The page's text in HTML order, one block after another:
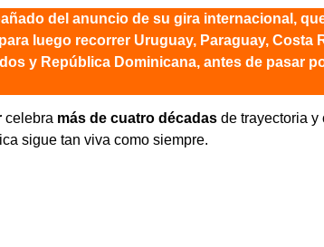
del anuncio de su gira internacional,
luego recorrer Uruguay, Paraguay, Costa
y República Dominicana, antes de pasar
celebra más de cuatro décadas de trayectoria y
sigue tan viva como siempre.